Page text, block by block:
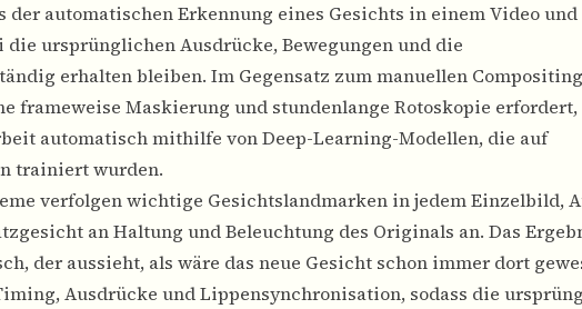
der automatischen Erkennung eines Gesichts in einem Video und
ursprünglichen Ausdrücke, Bewegungen und die
erhalten bleiben. Im Gegensatz zum manuellen
frameweise Maskierung und stundenlange Rotoskopie erfordert,
automatisch mithilfe von Deep-Learning-Modellen, die auf
trainiert wurden.
verfolgen wichtige Gesichtslandmarken in jedem Einzelbild,
an Haltung und Beleuchtung des Originals an. Das
der aussieht, als wäre das neue Gesicht schon immer dort
Ausdrücke und Lippensynchronisation, sodass die